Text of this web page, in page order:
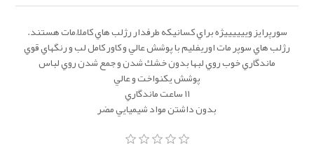
سورپرايز وييييييژه براي كسانيكه طرفدار رژلب هاي كاملاً مات هستند.
رژلب هاي سوپر مات اوریفلیم با پوشش عالي و كاور كامل لب و رنگهاي قوي
ماندگاري خوب روي لبها بدون خشك شدن و جمع شدن روي لباس
پوشش يكنواخت و عالي
١١ ساعت ماندگاري
بدون داشتن مواد شيميايي مضر